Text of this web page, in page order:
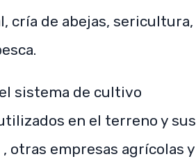
cría de abejas, sericultura,
el sistema de cultivo
en el terreno y sus
otras empresas agrícolas y